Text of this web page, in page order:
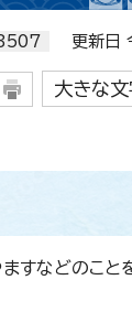
更新日
大きな文
すなどのこと